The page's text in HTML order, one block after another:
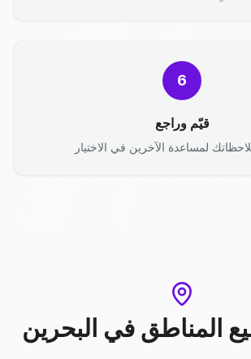
6
قيّم وراجع
لمساعدة الآخرين في الاختيار
المناطق في البحرين